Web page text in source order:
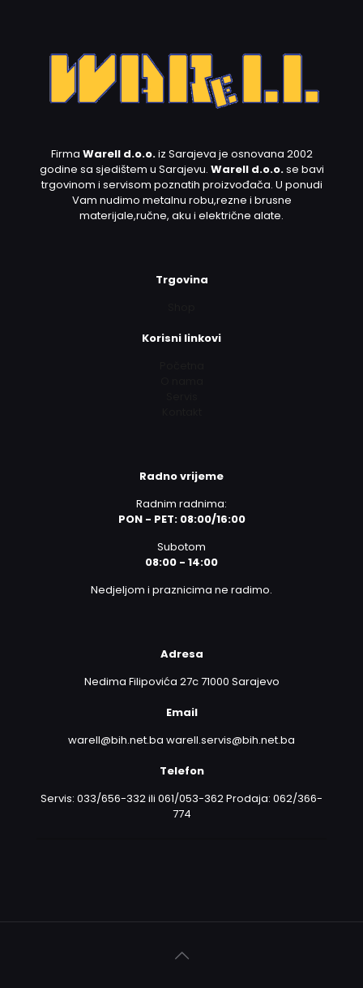
Firma Warell d.o.o.iz Sarajeva je osnovana 2002
godine sa sjedištem u Sarajevu. Warell d.o.o.se bavi
trgovinom i servisom poznatih proizvođača. U ponudi
Vam nudimo metalnu robu,rezne i brusne
materijale,ručne, aku i električne alate.
Trgovina
Korisni linkovi
Radno vrijeme
Radnim radnima:
PON - PET: 08:00/16:00
Subotom
08:00 - 14:00
Nedjeljom i praznicima ne radimo.
Adresa
Nedima Filipovića 27c 71000 Sarajevo
Email
warell@bih.net.ba warell.servis@bih.net.ba
Telefon
Servis: 033/656-332 ili 061/053-362 Prodaja: 062/366-
774